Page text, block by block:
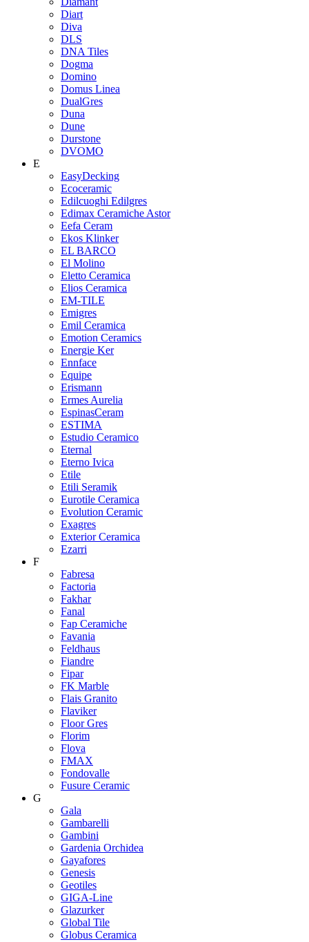
Diart
Diva
DLS
DNA Tiles
Dogma
Domino
Domus Linea
DualGres
Duna
Dune
Durstone
DVOMO
E
EasyDecking
Ecoceramic
Edilcuoghi Edilgres
Edimax Ceramiche Astor
Eefa Ceram
Ekos Klinker
EL BARCO
El Molino
Eletto Ceramica
Elios Ceramica
EM-TILE
Emigres
Emil Ceramica
Emotion Ceramics
Energie Ker
Ennface
Equipe
Erismann
Ermes Aurelia
EspinasCeram
ESTIMA
Estudio Ceramico
Eternal
Eterno Ivica
Etile
Etili Seramik
Eurotile Ceramica
Evolution Ceramic
Exagres
Exterior Ceramica
Ezarri
F
Fabresa
Factoria
Fakhar
Fanal
Fap Ceramiche
Favania
Feldhaus
Fiandre
Fipar
FK Marble
Flais Granito
Flaviker
Floor Gres
Florim
Flova
FMAX
Fondovalle
Fusure Ceramic
G
Gala
Gambarelli
Gambini
Gardenia Orchidea
Gayafores
Genesis
Geotiles
GIGA-Line
Glazurker
Global Tile
Globus Ceramica